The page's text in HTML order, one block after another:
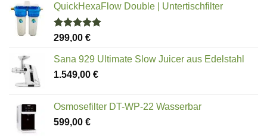
QuickHexaFlow Double | Untertischfilter
Bewertet
von 5
299,00 €
Sana 929 Ultimate Slow Juicer aus Edelstahl
1.549,00 €
Osmosefilter DT-WP-22 Wasserbar
599,00 €